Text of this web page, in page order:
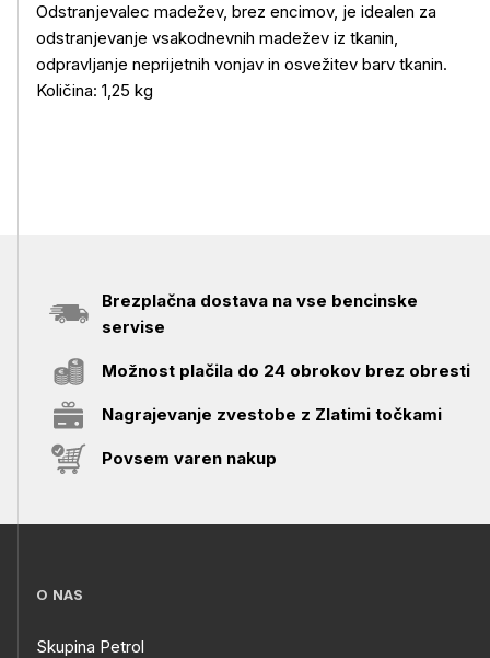
Več o izdelku
Odstranjevalec madežev, brez encimov, je idealen za
odstranjevanje vsakodnevnih madežev iz tkanin,
odpravljanje neprijetnih vonjav in osvežitev barv tkanin.
Količina: 1,25 kg
Brezplačna dostava na vse bencinske
servise
Možnost plačila do 24 obrokov brez obresti
Nagrajevanje zvestobe z Zlatimi točkami
Povsem varen nakup
O NAS
Skupina Petrol